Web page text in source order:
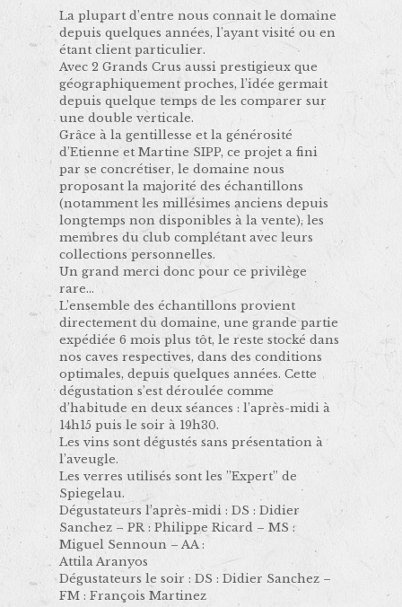
La plupart d’entre nous connait le domaine
depuis quelques années, l’ayant visité ou en
étant client particulier.
Avec 2 Grands Crus aussi prestigieux que
géographiquement proches, l’idée germait
depuis quelque temps de les comparer sur
une double verticale.
Grâce à la gentillesse et la générosité
d’Etienne et Martine SIPP, ce projet a fini
par se concrétiser, le domaine nous
proposant la majorité des échantillons
(notamment les millésimes anciens depuis
longtemps non disponibles à la vente), les
membres du club complétant avec leurs
collections personnelles.
Un grand merci donc pour ce privilège
rare…
L’ensemble des échantillons provient
directement du domaine, une grande partie
expédiée 6 mois plus tôt, le reste stocké dans
nos caves respectives, dans des conditions
optimales, depuis quelques années. Cette
dégustation s’est déroulée comme
d’habitude en deux séances : l’après-midi à
14h15 puis le soir à 19h30.
Les vins sont dégustés sans présentation à
l’aveugle.
Les verres utilisés sont les ’’Expert’’ de
Spiegelau.
Dégustateurs l’après-midi : DS : Didier
Sanchez – PR : Philippe Ricard – MS :
Miguel Sennoun – AA :
Attila Aranyos
Dégustateurs le soir : DS : Didier Sanchez –
FM : François Martinez